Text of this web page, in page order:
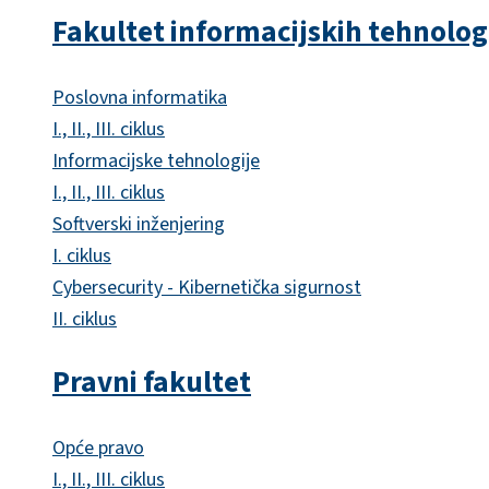
Fakultet informacijskih
Poslovna informatika
I., II., III. ciklus
Informacijske tehnologije
I., II., III. ciklus
Softverski inženjering
I. ciklus
Cybersecurity - Kibernetička sigurnost
II. ciklus
Pravni fakultet
Opće pravo
I., II., III. ciklus